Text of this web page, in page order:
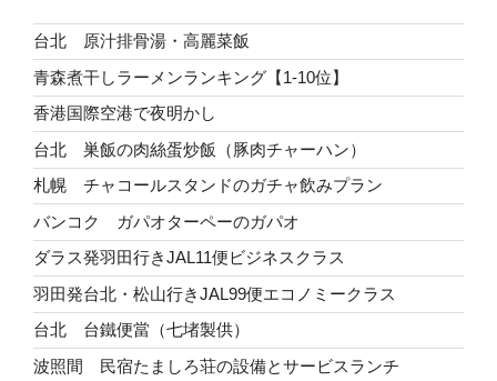
台北 原汁排骨湯・高麗菜飯
青森煮干しラーメンランキング【1-10位】
香港国際空港で夜明かし
台北 巣飯の肉絲蛋炒飯（豚肉チャーハン）
札幌 チャコールスタンドのガチャ飲みプラン
バンコク ガパオターペーのガパオ
ダラス発羽田行きJAL11便ビジネスクラス
羽田発台北・松山行きJAL99便エコノミークラス
台北 台鐵便當（七堵製供）
波照間 民宿たましろ荘の設備とサービスランチ